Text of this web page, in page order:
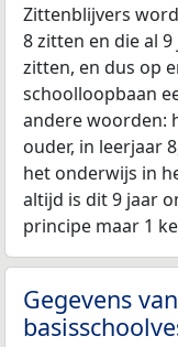
Zittenblijvers
8 zitten en die al
zitten, en dus op
schoolloopbaan
andere woorden:
ouder, in leerjaar
het onderwijs in
altijd is dit 9 jaar
principe maar 1
Gegevens